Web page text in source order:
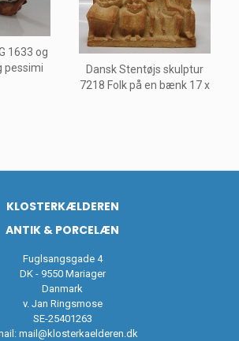
1633 og
pessimi
Dansk Stentøjs skulptur
7218 Folk på en bænk 17 x
KLOSTERKÆLDEREN
ANTIK & PORCELÆN
Fuglsangsgade 4
DK - 9550 Mariager
Danmark
v. Jan Ringsmose
SE-25401263
mail@klosterkaelderen.dk